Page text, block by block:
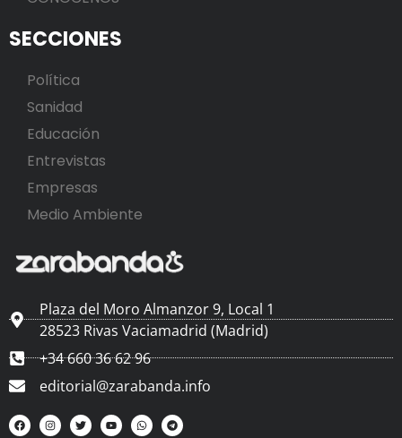
SECCIONES
Política
Sanidad
Educación
Entrevistas
Empresas
Medio Ambiente
Plaza del Moro Almanzor 9, Local 1
28523 Rivas Vaciamadrid (Madrid)
+34 660 36 62 96
editorial@zarabanda.info